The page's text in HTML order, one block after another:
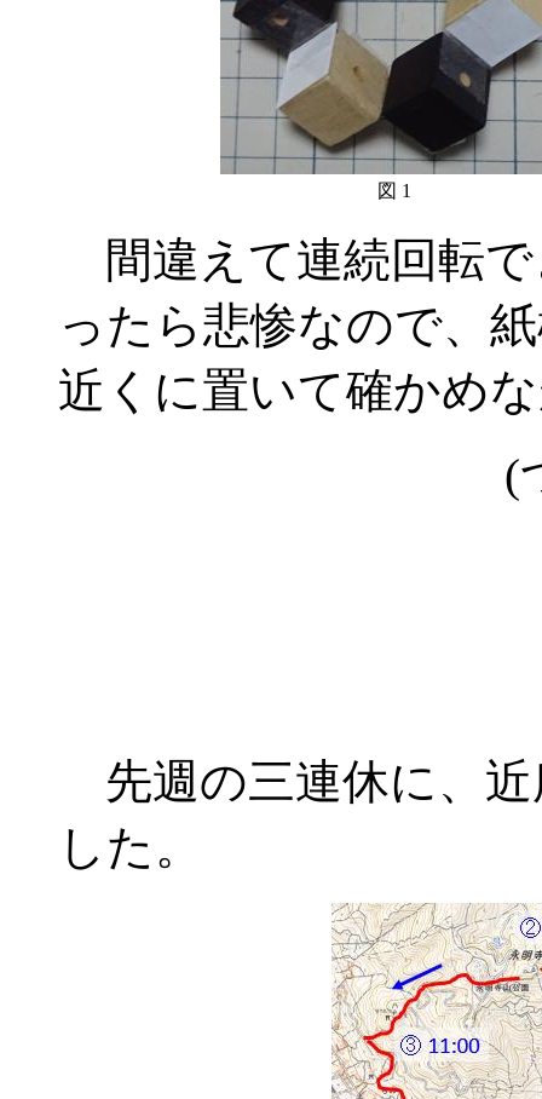
図 1
間違えて連続回転
ったら悲惨なので、
近くに置いて確かめ
(
先週の三連休に、
した。